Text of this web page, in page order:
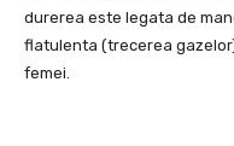
durerea este legata de
flatulenta (trecerea
femei.